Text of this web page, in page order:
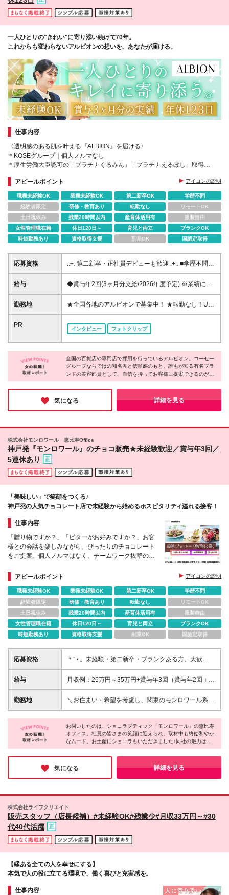
す。 収入UPの仕組みも整えており、 資格取得手当や
役職手当などもご用意しています！
一人ひとりの"きれい"に寄り添い続けて70年。
これからも変わらないアルビオンの想いを、あなたが届ける。
仕事内容
〈透明感のある肌を叶える『ALBION』を届ける〉
＊KOSEグループ｜個人ノルマなし
＊厚生労働大臣認可の「プラチナくるみん」「プラチナえるぼし」取得
＊新商品などの化粧品支給
アピールポイント アイコンの説明
職種未経験OK 業種未経験OK 第二新卒OK
学歴不問
経験者限定
研修・教育あり 転勤なし
リモートOK
土日祝休み
残業20時間以内 産育休活用有
服装自由
女性管理職在籍
休日120日～ 育児と両立
ブランクOK
時短勤務あり
資格取得支援 副業OK 国認定取得
応募資格
‥+. 第二新卒・正社員デビューも歓迎 .+‥ ■学歴不問 ■
未経験OK ‥+. こんな方を求めています！ .+‥ □美容・
コスメ・スキンケアに興味・関心がある □スキンケ
とが好き、人の相談に乗ることが多い □30代、40代、
50代とずっと扱えるブランドを提案したい □接遇マナ
10月以降 ※応相談可 ・研修は東京都（港区）にて
ト！同じ時期に入社した仲間と励まし合いながら学べ
るので、初めての環境でも心強く安心です◎研修期間
も楽しく充実した時間を過ごせます♪
給与
◆賞与年2回(3ヶ月分支給/2026年度予定) ※業績によ
る ◆月収25万円を超えるスタートも可！ ◆入社初年
度で年収380万円のメンバーも （東京・神奈川） ◆
給＋時間外手当 ＜ 埼玉・千葉・愛知・大阪・兵庫・
月給215,000円～月給245,000円＋同上 ＜ その他都道
府県 ＞ 月給210,000円～月給240,000円＋同上 ※経
験・スキルを考慮の上、当社規定に基づいて決定しま
遇条件面での変更はありません。 《年収アップ例》
▼入社1年目…年収360万円 ▼入社2年目…年収370万
在住の場合・賞与2回含む 《ゆくゆくは》 将来的には
［店舗運営を行うマネジメント］や ［複数店舗を統
す。 収入UPの仕組みも整えており、 資格取得手当や
役職手当などもご用意しています！
勤務地
★全国各地のアルビオンで募集中！ ★転勤なし！U／
Iターン歓迎！ ★お住まいを考慮し配属先を決定しま
す♪ *・゜゜・*:.。..。.:*・゜・*:.。. .。.:*・゜゜ ご自
宅から通勤可能な地域（目安90分圏内）の店舗へ配属
当社規定により、勤務地によってはマイカー通勤も可
*・゜゜・*:.。..。.:*・゜・*:.。. .。.:*・゜゜ ＼ 以下の
エリアは特に積極採用中！ ／ 東京23区、千葉県エリ
ア、浜松市、大分市 *・゜゜・*:.。..。.:*・゜・*:.。.
.。.:*・゜゜ ＜その他 募集エリア＞ 青森県、宮城県、
茨城県、栃木県、埼玉県、千葉県、東京都、神奈川
県、新潟県、山梨県、長野県、岐阜県、静岡県、愛知
県、三重県、滋賀県、京都府、大阪府、兵庫県、広島
PR
インタビュー フォトクリップ
全国の百貨店や専門店で採用を行っているアルビオン。コーセー
グループならではの知名度と信頼感のもと、誰もが知る有名ブラ
ンドの美容部員として、自信を持ってお客様に提案できるのが魅
力です！
【年間休日123日／残業月平均2.1時間／育休復職率95％】と、
働きやすさも抜群。実際に勤続年数は8.8年と、女性が長く活躍
しています。ゆとりある働き方をしながら、お客様に必要な接客
をお届けしたい方にオススメです♪
気になる 詳細を見る
株式会社モンロワール 恵比寿Office
神戸発『モンロワール』のチョコ販売★未経験歓迎／賞与年3回／
5連休あり
「美味しい」で笑顔をつくる♪
神戸発の人気チョコレート店で未経験から始めるホスピタリティ溢れる接客！
仕事内容
「贈り物ですか？」「ビターがお好みですか？」お客
様との会話を楽しみながら、ぴったりのチョコレート
をご提案。個人ノルマはなく、チームワーク抜群の職
か？アピールポイント アイコンの説明
職種未経験OK 業種未経験OK 第二新卒OK
学歴不問
経験者限定
研修・教育あり 転勤なし
リモートOK
土日祝休み
残業20時間以内 産育休活用有
服装自由
女性管理職在籍
休日120日～ 育児と両立
ブランクOK
時短勤務あり
資格取得支援 副業OK 国認定取得
応募資格
＊°⋆。未経験・第二新卒・ブランクある方、大歓
迎！。⋆゜＊ ★学歴不問／職歴不問 ★20代・30代・
40代まで幅広く活躍中 ★社会人デビューも応援しま
ョコレートが大好きな方 ◎人と話すこと、喜ばせる
ことが好きな方 ◎「ありがとう」と言われることに
らメリハリをつけて働きたい方 ◎安定企業で腰を据
えて、長くキャリアを築きたい方 ◎個人ノルマでは
なくチームで協力して働きたい方 ★人物重視の採用
て活躍しています！ 「はじめての正社員」「久しぶ
りの社会復帰」という方も安心してご応募ください。
な想いをお聞かせください。まずはお話ししましょ
う！
給与
月収例：26万円～35万円+賞与年3回（賞与年2回＋業
績賞与※2025年業績賞与支給実績あり） 年収例：380
万円～500万円 ★月給24万～31万円+賞与年3回（賞
険完備 ※経験・スキルを考慮して、当社規定により決
定いたします。 ※時間外手当は1分単位で全額支給 ※
試用期間なし ★年1回の昇給では、社員全員が給与
長、店長、マネージャーとステップアップしていくご
とに給与も着実に上がっていきます。 経験・スキル
に応じて、スピード昇給・昇格も十分可能です。 明
はありません。 チーム全体で協力して目標達成を目
指すため、チームワークの良さが自慢です。店舗目標
るためモチベーション高く働けます！
勤務地
＼お住まい・希望を考慮し、関東のモンロワール系列
店舗へ配属／ ★駅近・ナカ店舗もあり！お住まいと
希望を考慮し配属先を決定します。 東京・埼玉・千
葉・神奈川にあるモンロワール系列店舗にてご勤務い
ただきます。 ※エリアにより姉妹ブランド店舗勤務が
可能かお伺いする場合がございます。 ※オープン予定
店舗の場合は、近隣店舗にてオープンまで勤務。 ◆
東京エリア ★渋谷マークシティ店（6月OPEN／オー
カリエ店、東急二子玉川店、丸井錦糸町店、松坂屋上
野店、グランデュオ蒲田店、恵比寿店、東京大丸店、
大岡店、小田急ふじさわ店、東急たまプラーザ店 ◆
越店 ※新規オープン店舗の場合は、近隣の店舗で研修
を行った後に配属
お伺いしたのは、ショコラブティック「モンロワール」の恵比寿
オフィス。社員の皆さまの笑顔に迎えられ、取材中も終始和やか
なムード。お土産にショコラもいただきました♪同社の魅力は
「お客様の笑顔のために」という想いで最高の接客・店舗運営を
行っている点。リピーターのお客様が多い点も、やりがいを感じ
やすいポイントだと思います！未経験から販売に挑戦したい方や
経験を活かしてステップアップしたい方にピッタリです♪
気になる 詳細を見る
株式会社ライフクリエイト
販売スタッフ（店長候補）#未経験OK#残業少#月収33万円～#30
代40代活躍
【縁ある全ての人を幸せにする】
本気で人の役に立てる環境で、働く喜びと充実感を。
仕事内容